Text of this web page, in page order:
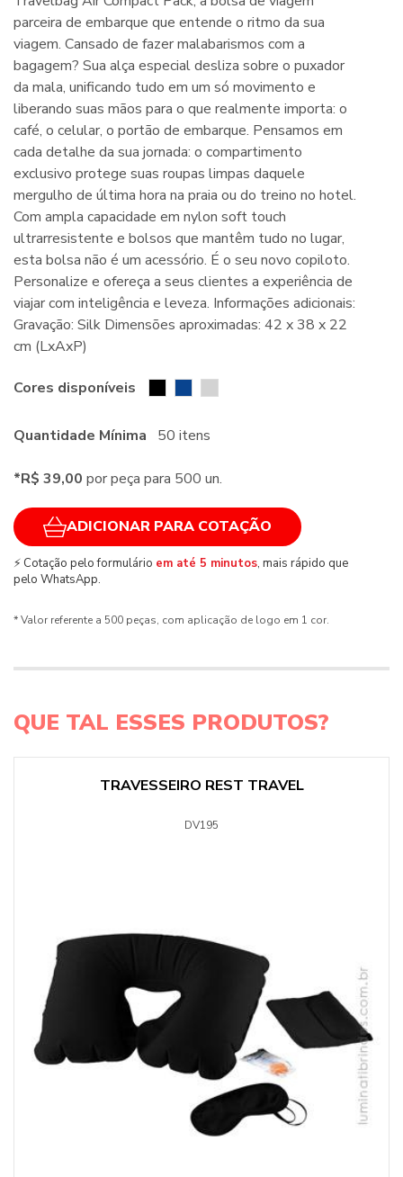
parceira de embarque que entende o ritmo da sua
viagem. Cansado de fazer malabarismos com a
bagagem? Sua alça especial desliza sobre o puxador
da mala, unificando tudo em um só movimento e
liberando suas mãos para o que realmente importa: o
café, o celular, o portão de embarque. Pensamos em
cada detalhe da sua jornada: o compartimento
exclusivo protege suas roupas limpas daquele
mergulho de última hora na praia ou do treino no hotel.
Com ampla capacidade em nylon soft touch
ultrarresistente e bolsos que mantêm tudo no lugar,
esta bolsa não é um acessório. É o seu novo copiloto.
Personalize e ofereça a seus clientes a experiência de
viajar com inteligência e leveza. Informações adicionais:
Gravação: Silk Dimensões aproximadas: 42 x 38 x 22
cm (LxAxP)
Cores disponíveis
Quantidade Mínima 50 itens
*R$ 39,00 por peça para 500 un.
ADICIONAR PARA COTAÇÃO
⚡ Cotação pelo formulário em até 5 minutos, mais rápido que
pelo WhatsApp.
* Valor referente a 500 peças, com aplicação de logo em 1 cor.
QUE TAL ESSES PRODUTOS?
TRAVESSEIRO REST TRAVEL
DV195